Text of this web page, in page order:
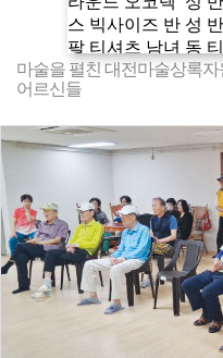
마술을 펼친 대전마술상록
어르신들